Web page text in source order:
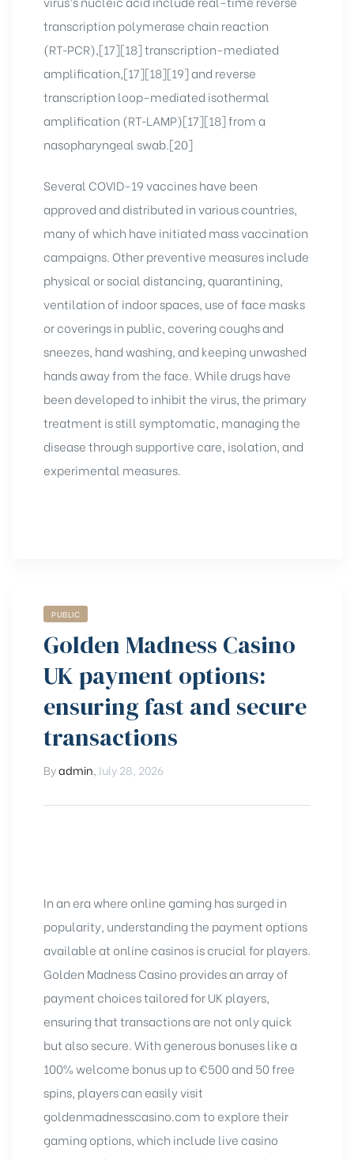
transcription polymerase chain reaction
(RT‑PCR),[17][18] transcription-mediated
amplification,[17][18][19] and reverse
transcription loop-mediated isothermal
amplification (RT‑LAMP)[17][18] from a
nasopharyngeal swab.[20]
Several COVID-19 vaccines have been
approved and distributed in various countries,
many of which have initiated mass vaccination
campaigns. Other preventive measures include
physical or social distancing, quarantining,
ventilation of indoor spaces, use of face masks
or coverings in public, covering coughs and
sneezes, hand washing, and keeping unwashed
hands away from the face. While drugs have
been developed to inhibit the virus, the primary
treatment is still symptomatic, managing the
disease through supportive care, isolation, and
experimental measures.
PUBLIC
Golden Madness Casino
UK payment options:
ensuring fast and secure
transactions
Byadmin July 28, 2026
In an era where online gaming has surged in
popularity, understanding the payment options
available at online casinos is crucial for players.
Golden Madness Casino provides an array of
payment choices tailored for UK players,
ensuring that transactions are not only quick
but also secure. With generous bonuses like a
100% welcome bonus up to €500 and 50 free
spins, players can easily visit
goldenmadnesscasino.comto explore their
gaming options, which include live casino